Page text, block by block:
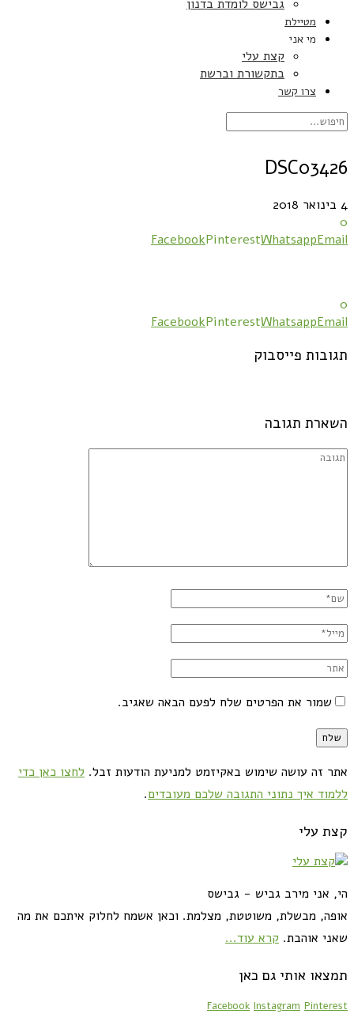
גבישס לומדת בדנון
מטיילת
מי אני
קצת עלי
בתקשורת וברשת
צרו קשר
DSC03426
4 בינואר 2018
0
FacebookPinterestWhatsappEmail
0
FacebookPinterestWhatsappEmail
תגובות פייסבוק
השארת תגובה
שמור את הפרטים שלח לפעם הבאה שאגיב.
אתר זה עושה שימוש באקיזמט למניעת הודעות זבל. לחצו כאן כדי
ללמוד איך נתוני התגובה שלכם מעובדים.
קצת עלי
הי, אני מירב גביש - גבישס
אופה, מבשלת, משוטטת, מצלמת. וכאן אשמח לחלוק איתכם את מה
שאני אוהבת. קרא עוד...
תמצאו אותי גם כאן
Facebook Instagram Pinterest